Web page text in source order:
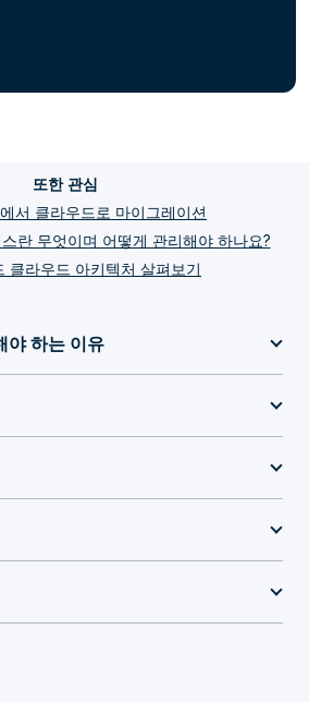
또한 관심
서 클라우드로 마이그레이션
란 무엇이며 어떻게 관리해야 하나요?
클라우드 아키텍처 살펴보기
야 하는 이유